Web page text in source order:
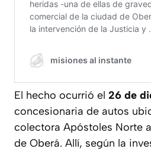
El hecho ocurrió el 26 de
concesionaria de autos
colectora Apóstoles Norte
de Oberá. Allí, según la